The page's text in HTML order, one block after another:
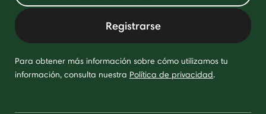
Registrarse
Para obtener más información sobre cómo utilizamos tu
información, consulta nuestra Política de privacidad.